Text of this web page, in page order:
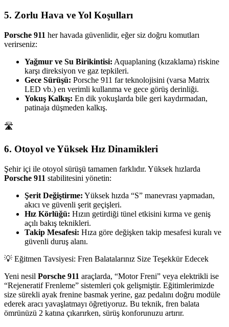
5. Zorlu Hava ve Yol Koşulları
Porsche 911 her havada güvenlidir, eğer siz doğru komutları
verirseniz:
Yağmur ve Su Birikintisi: Aquaplaning (kızaklama) riskine
karşı direksiyon ve gaz tepkileri.
Gece Sürüşü: Porsche 911 far teknolojisini (varsa Matrix
LED vb.) en verimli kullanma ve gece görüş derinliği.
Yokuş Kalkış: En dik yokuşlarda bile geri kaydırmadan,
patinaja düşmeden kalkış.
🛣️
6. Otoyol ve Yüksek Hız Dinamikleri
Şehir içi ile otoyol sürüşü tamamen farklıdır. Yüksek hızlarda
Porsche 911 stabilitesini yönetin:
Şerit Değiştirme: Yüksek hızda “S” manevrası yapmadan,
akıcı ve güvenli şerit geçişleri.
Hız Körlüğü: Hızın getirdiği tünel etkisini kırma ve geniş
açılı bakış teknikleri.
Takip Mesafesi: Hıza göre değişken takip mesafesi kuralı ve
güvenli duruş alanı.
💡 Eğitmen Tavsiyesi: Fren Balatalarınız Size Teşekkür Edecek
Yeni nesil Porsche 911 araçlarda, “Motor Freni” veya elektrikli ise
“Rejeneratif Frenleme” sistemleri çok gelişmiştir. Eğitimlerimizde
size sürekli ayak frenine basmak yerine, gaz pedalını doğru modüle
ederek aracı yavaşlatmayı öğretiyoruz. Bu teknik, fren balata
ömrünüzü 2 katına çıkarırken, sürüş konforunuzu artırır.